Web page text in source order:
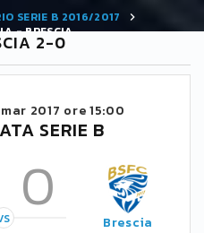
SERIE B 2016/2017
- BRESCIA
2-0
mar 2017 ore 15:00
SERIE B
0 Brescia